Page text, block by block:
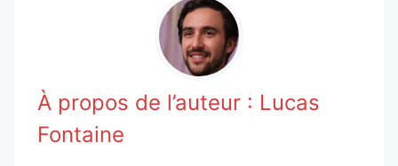
À propos de l’auteur : Lucas
Fontaine